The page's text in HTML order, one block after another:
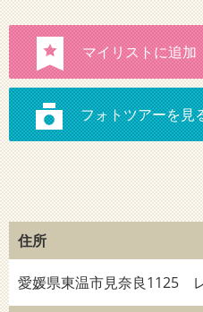
住所
愛媛県東温市見奈良1125